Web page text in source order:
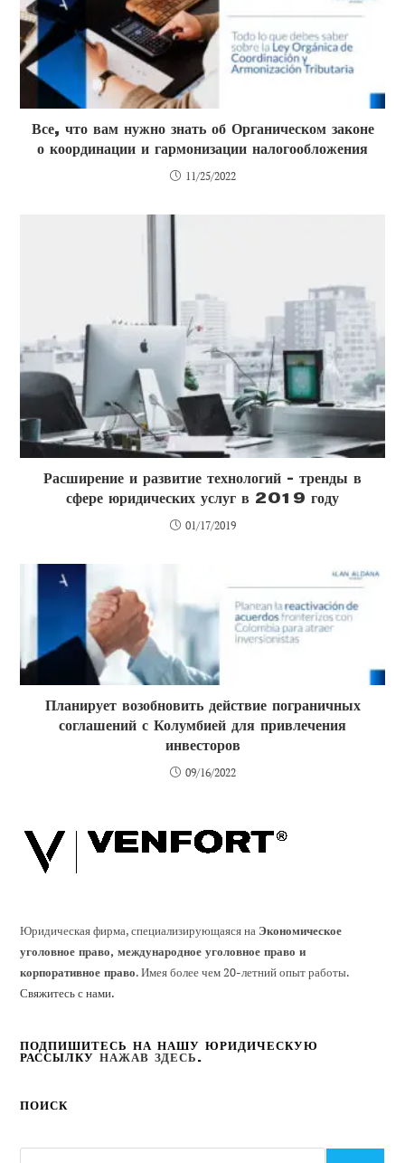
Все, что вам нужно знать об Органическом законе
о координации и гармонизации налогообложения
11/25/2022
Расширение и развитие технологий - тренды в
сфере юридических услуг в 2019 году
01/17/2019
Планирует возобновить действие пограничных
соглашений с Колумбией для привлечения
инвесторов
09/16/2022
Юридическая фирма, специализирующаяся на Экономическое
уголовное право, международное уголовное право и
корпоративное право. Имея более чем 20-летний опыт работы.
Свяжитесь с нами.
ПОДПИШИТЕСЬ НА НАШУ ЮРИДИЧЕСКУЮ
РАССЫЛКУНАЖАВ ЗДЕСЬ .
ПОИСК